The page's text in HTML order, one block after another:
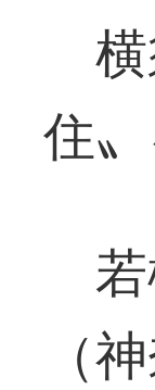
横
住
若
（